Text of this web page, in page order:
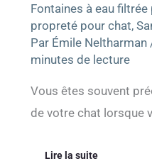
Fontaines à eau filtrée
propreté pour chat,
Par Émile Neltharman
minutes de lecture
Vous êtes souvent
de votre chat lorsque
Lire la suite